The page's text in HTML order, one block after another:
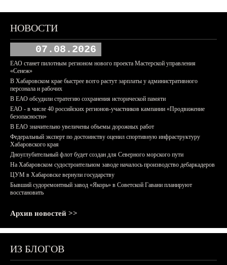
НОВОСТИ
07.08.2026
ЕАО станет пилотным регионом нового проекта Мастерской управления
«Сенеж»
В Хабаровском крае быстрее всего растут зарплаты у административного
персонала и рабочих
В ЕАО обсудили стратегию сохранения исторической памяти
ЕАО - в числе 40 российских регионов-участников кампании «Продвижение
безопасности»
В ЕАО значительно увеличены объемы дорожных работ
Федеральный эксперт по достоинству оценил спортивную инфраструктуру
Хабаровского края
Дноуглубительный флот будет создан для Северного морского пути
На Хабаровском судостроительном заводе началось производство дебаркадеров
ЦУМ в Хабаровске вернули государству
Бывший судоремонтный завод «Якорь» в Советской Гавани планируют
восстановить
Архив новостей >>
ИЗ БЛОГОВ